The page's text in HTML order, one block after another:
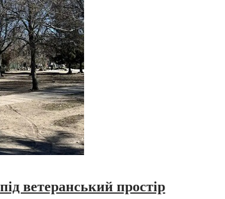
ветеранський простір